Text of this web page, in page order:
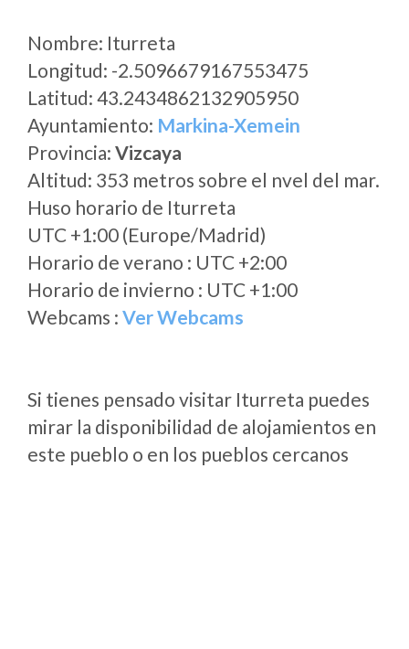
Nombre: Iturreta
Longitud: -2.5096679167553475
Latitud: 43.2434862132905950
Ayuntamiento: Markina-Xemein
Provincia: Vizcaya
Altitud: 353 metros sobre el nvel del mar.
Huso horario de Iturreta
UTC +1:00 (Europe/Madrid)
Horario de verano : UTC +2:00
Horario de invierno : UTC +1:00
Webcams : Ver Webcams
Si tienes pensado visitar Iturreta puedes
mirar la disponibilidad de alojamientos en
este pueblo o en los pueblos cercanos